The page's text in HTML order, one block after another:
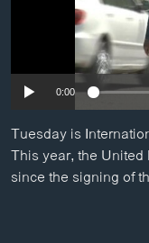
ຊີວິດຊາວລາວ
ຊຸມຊົນຊາວລາວ
ວິທະຍາສາດ-ເທັກໂນໂ
ພາສາອັງກິດ
ວີດີໂອ
No
0:00
Tuesday is
This year, the
since the signing of